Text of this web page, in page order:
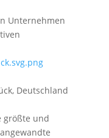
Unternehmen
Deutschland
größte und